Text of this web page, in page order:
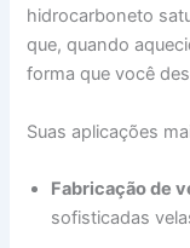
hidrocarboneto
que, quando
forma que você
Suas aplicações
Fabricação de
sofisticadas